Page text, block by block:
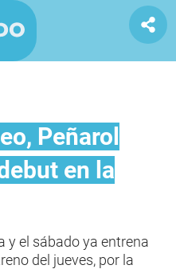
Peñarol
en la
y el sábado ya entrena
del jueves, por la